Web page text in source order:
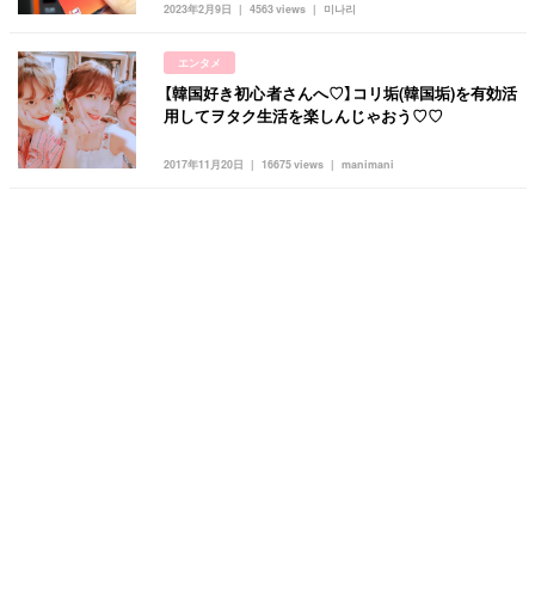
2023年2月9日 미나리
4563 views
エンタメ
2017年11月20日 manimani
16675 views
【韓国好き初心者さんへ♡】コリ垢(韓国垢)を有効活
用してヲタク生活を楽しんじゃおう♡♡